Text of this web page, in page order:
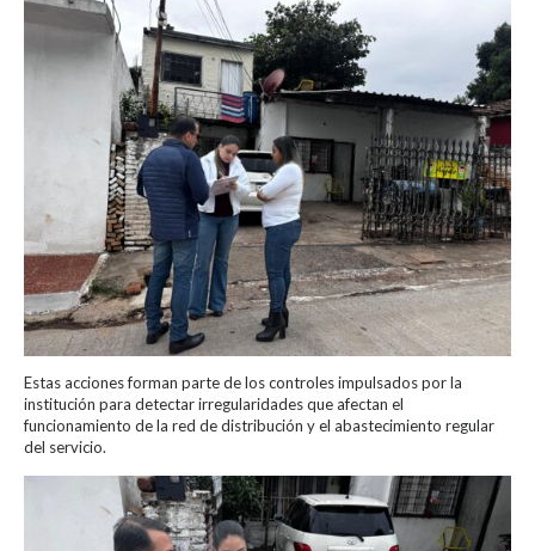
Estas acciones forman parte de los controles impulsados por la
institución para detectar irregularidades que afectan el
funcionamiento de la red de distribución y el abastecimiento regular
del servicio.